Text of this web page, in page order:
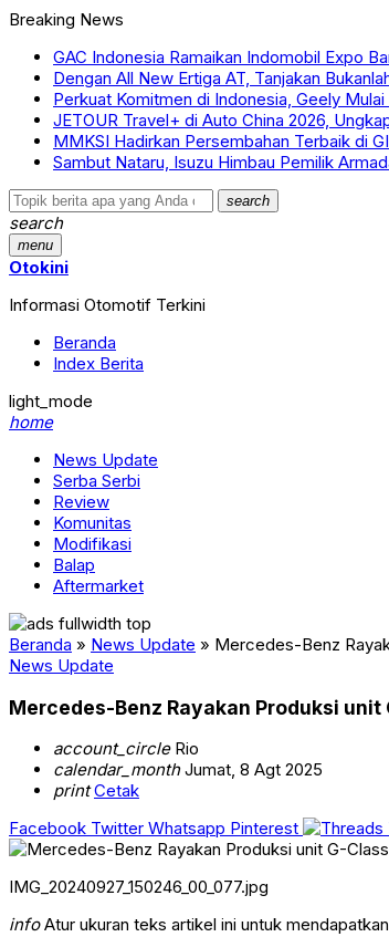
Breaking News
GAC Indonesia Ramaikan Indomobil Expo
Dengan All New Ertiga AT, Tanjakan
Perkuat Komitmen di Indonesia, Geely
JETOUR Travel+ di Auto China 2026,
MMKSI Hadirkan Persembahan Terbaik di
Sambut Nataru, Isuzu Himbau Pemilik
search
search
menu
Otokini
Informasi Otomotif Terkini
Beranda
Index Berita
light_mode
home
News Update
Serba Serbi
Review
Komunitas
Modifikasi
Balap
Aftermarket
Beranda » News Update » Mercedes-Benz
News Update
Mercedes-Benz Rayakan Produksi
account_circleRio
calendar_monthJumat, 8 Agt 2025
print Cetak
Facebook Twitter Whatsapp Pinterest
IMG_20240927_150246_00_077.jpg
infoAtur ukuran teks artikel ini untuk